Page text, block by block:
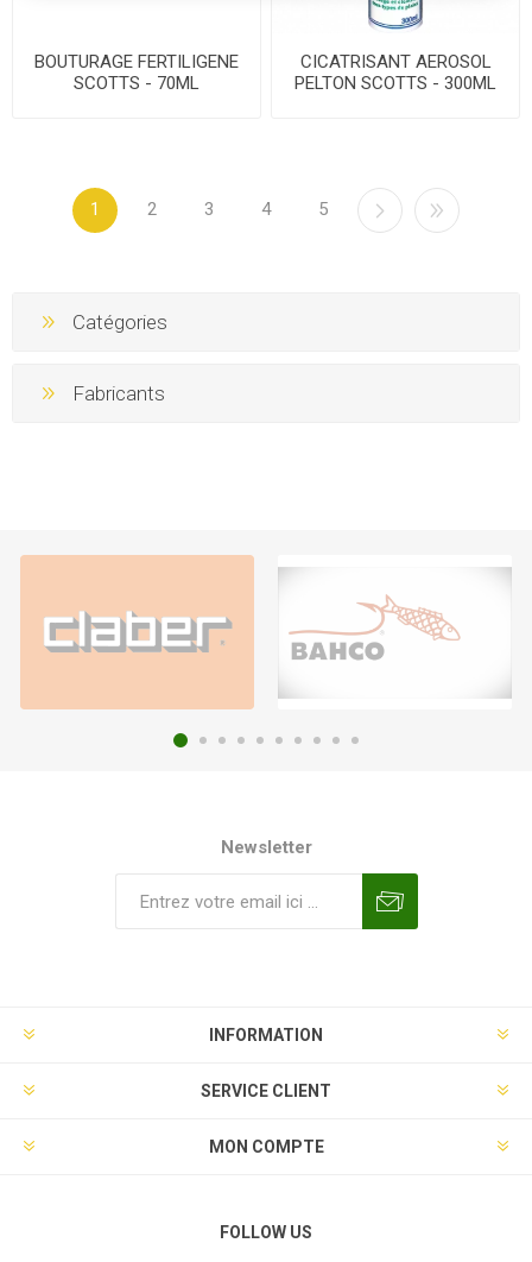
BOUTURAGE FERTILIGENE
SCOTTS - 70ML
CICATRISANT AEROSOL
PELTON SCOTTS - 300ML
1 2 3 4 5
Catégories
Fabricants
Newsletter
INFORMATION
SERVICE CLIENT
MON COMPTE
FOLLOW US